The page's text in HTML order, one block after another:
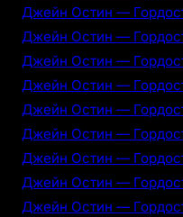
Джейн Остин —
Джейн Остин —
Джейн Остин —
Джейн Остин —
Джейн Остин —
Джейн Остин —
Джейн Остин —
Джейн Остин —
Джейн Остин —